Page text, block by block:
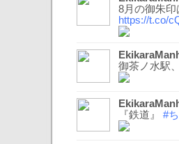
8月の御朱印
https://t.co/
御茶ノ水駅
『鉄道』 #